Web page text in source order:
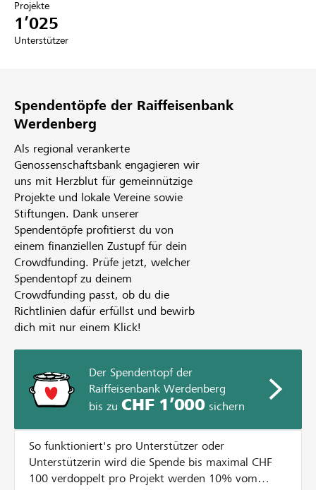
Projekte
1’025
Unterstützer
Spendentöpfe der Raiffeisenbank
Werdenberg
Als regional verankerte
Genossenschaftsbank engagieren wir
uns mit Herzblut für gemeinnützige
Projekte und lokale Vereine sowie
Stiftungen. Dank unserer
Spendentöpfe profitierst du von
einem finanziellen Zustupf für dein
Crowdfunding. Prüfe jetzt, welcher
Spendentopf zu deinem
Crowdfunding passt, ob du die
Richtlinien dafür erfüllst und bewirb
dich mit nur einem Klick!
Der Spendentopf der
Raiffeisenbank Werdenberg
bis zu CHF 1’000sichern
So funktioniert's pro Unterstützer oder
Unterstützerin wird die Spende bis maximal CHF
100 verdoppelt pro Projekt werden 10% vom